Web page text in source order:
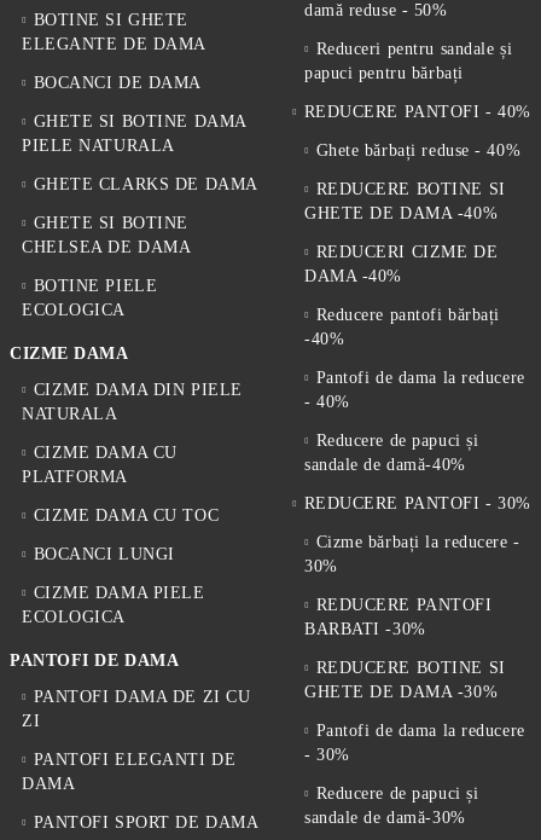
BOTINE SI GHETE
ELEGANTE DE DAMA
BOCANCI DE DAMA
GHETE SI BOTINE DAMA
PIELE NATURALA
GHETE CLARKS DE DAMA
GHETE SI BOTINE
CHELSEA DE DAMA
BOTINE PIELE
ECOLOGICA
CIZME DAMA
CIZME DAMA DIN PIELE
NATURALA
CIZME DAMA CU
PLATFORMA
CIZME DAMA CU TOC
BOCANCI LUNGI
CIZME DAMA PIELE
ECOLOGICA
PANTOFI DE DAMA
PANTOFI DAMA DE ZI CU
ZI
PANTOFI ELEGANTI DE
DAMA
PANTOFI SPORT DE DAMA
damă reduse - 50%
Reduceri pentru sandale și
papuci pentru bărbați
REDUCERE PANTOFI - 40%
Ghete bărbați reduse - 40%
REDUCERE BOTINE SI
GHETE DE DAMA -40%
REDUCERI CIZME DE
DAMA -40%
Reducere pantofi bărbați
-40%
Pantofi de dama la reducere
- 40%
Reducere de papuci și
sandale de damă-40%
REDUCERE PANTOFI - 30%
Cizme bărbați la reducere -
30%
REDUCERE PANTOFI
BARBATI -30%
REDUCERE BOTINE SI
GHETE DE DAMA -30%
Pantofi de dama la reducere
- 30%
Reducere de papuci și
sandale de damă-30%